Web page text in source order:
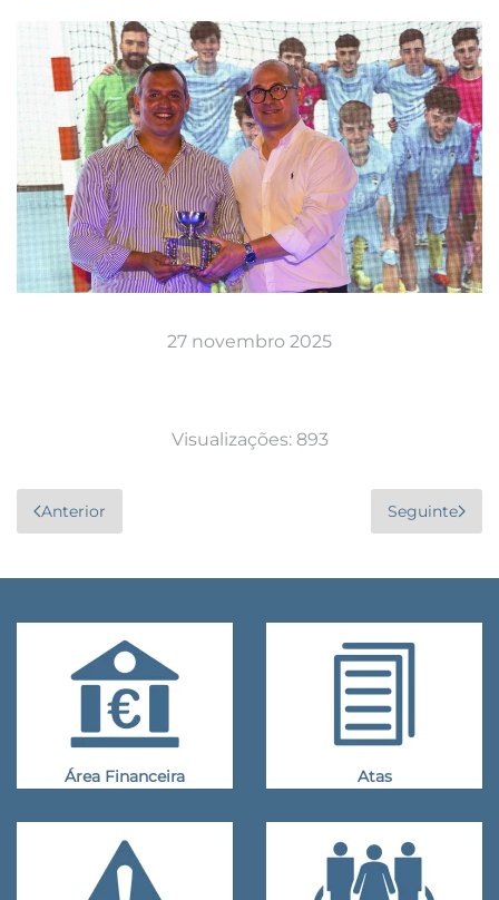
27 novembro 2025
Visualizações: 893
Anterior Seguinte
Área Financeira Atas